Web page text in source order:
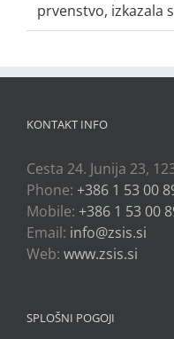
prvenstvo, izkazala
KONTAKT INFO
Cesta 24. Junija 23,
Phone: +386 1 53 00
Mobile: +386 1 53 00
Email: info@zsis.si
Web: www.zsis.si
SPLOŠNI POGOJI